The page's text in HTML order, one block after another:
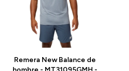
Remera New Balance de